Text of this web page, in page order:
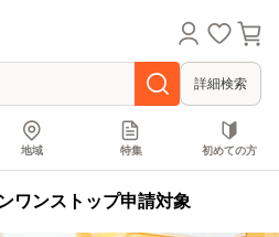
詳細検索
地域 特集 初めての方
ワンストップ申請対象